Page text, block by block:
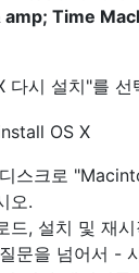
amp; Time
다시 설치"를 선
스크로
오.
드, 설치 및 재
문을 넘어서 -